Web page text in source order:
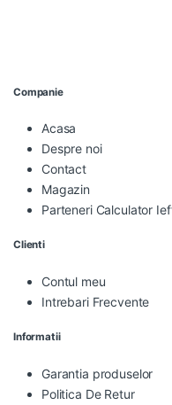
Companie
Acasa
Despre noi
Contact
Magazin
Parteneri Calculator
Clienti
Contul meu
Intrebari Frecvente
Informatii
Garantia produselor
Politica De Retur